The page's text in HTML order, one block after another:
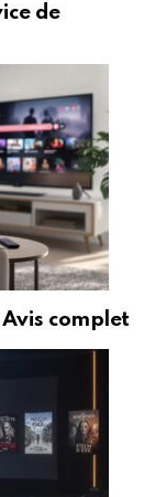
de
Avis complet